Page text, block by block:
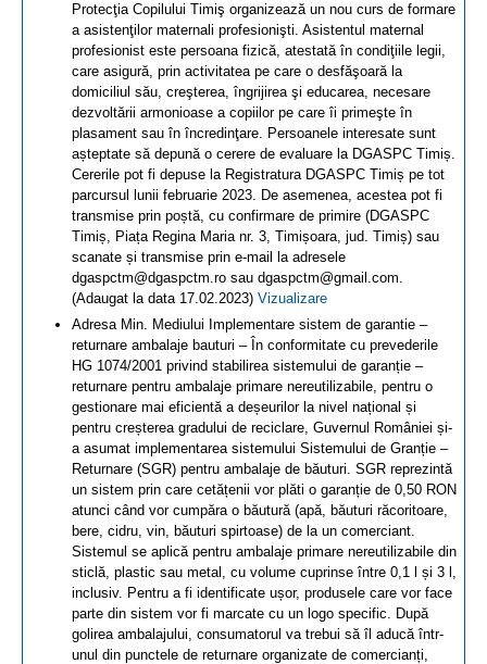
Protecţia Copilului Timiş organizează un nou curs de formare
a asistenţilor maternali profesionişti. Asistentul maternal
profesionist este persoana fizică, atestată în condiţiile legii,
care asigură, prin activitatea pe care o desfăşoară la
domiciliul său, creşterea, îngrijirea şi educarea, necesare
dezvoltării armonioase a copiilor pe care îi primeşte în
plasament sau în încredinţare. Persoanele interesate sunt
așteptate să depună o cerere de evaluare la DGASPC Timiș.
Cererile pot fi depuse la Registratura DGASPC Timiș pe tot
parcursul lunii februarie 2023. De asemenea, acestea pot fi
transmise prin poștă, cu confirmare de primire (DGASPC
Timiș, Piața Regina Maria nr. 3, Timișoara, jud. Timiș) sau
scanate și transmise prin e-mail la adresele
dgaspctm@dgaspctm.ro sau dgaspctm@gmail.com.
(Adaugat la data 17.02.2023) Vizualizare
Adresa Min. Mediului Implementare sistem de garantie –
returnare ambalaje bauturi – În conformitate cu prevederile
HG 1074/2001 privind stabilirea sistemului de garanție –
returnare pentru ambalaje primare nereutilizabile, pentru o
gestionare mai eficientă a deșeurilor la nivel național și
pentru creșterea gradului de reciclare, Guvernul României și-
a asumat implementarea sistemului Sistemului de Granție –
Returnare (SGR) pentru ambalaje de băuturi. SGR reprezintă
un sistem prin care cetățenii vor plăti o garanție de 0,50 RON
atunci când vor cumpăra o băutură (apă, băuturi răcoritoare,
bere, cidru, vin, băuturi spirtoase) de la un comerciant.
Sistemul se aplică pentru ambalaje primare nereutilizabile din
sticlă, plastic sau metal, cu volume cuprinse între 0,1 l și 3 l,
inclusiv. Pentru a fi identificate ușor, produsele care vor face
parte din sistem vor fi marcate cu un logo specific. După
golirea ambalajului, consumatorul va trebui să îl aducă într-
unul din punctele de returnare organizate de comercianți,